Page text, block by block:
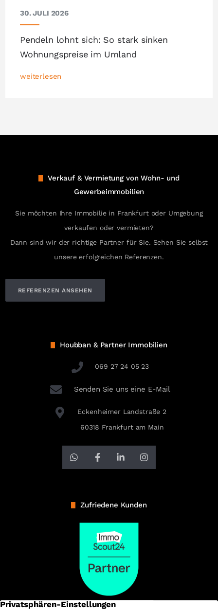
30. JULI 2026
Pendeln lohnt sich: So stark sinken
Wohnungspreise im Umland
weiterlesen
Verkauf & Vermietung von Wohn- und
Gewerbeimmobilien
Sie möchten Ihre Immobilie in Frankfurt oder Umgebung
verkaufen oder vermieten?
Dann sind wir der richtige Partner für Sie. Sehen Sie selbst
unsere erfolgreichen Referenzen.
REFERENZEN ANSEHEN
Houbban & Partner Immobilien
069 27 24 05 23
Senden Sie uns eine E-Mail
Eckenheimer Landstraße 2
60318 Frankfurt am Main
Zufriedene Kunden